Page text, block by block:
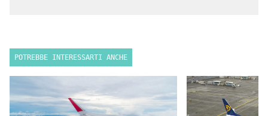
POTREBBE INTERESSARTI ANCHE